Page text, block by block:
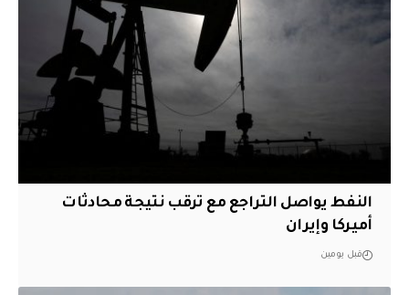
النفط يواصل التراجع مع ترقب نتيجة محادثات
أميركا وإيران
قبل يومين